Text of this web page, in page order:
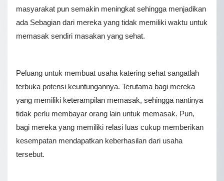
masyarakat pun semakin meningkat sehingga menjadikan
ada Sebagian dari mereka yang tidak memiliki waktu untuk
memasak sendiri masakan yang sehat.
Peluang untuk membuat usaha katering sehat sangatlah
terbuka potensi keuntungannya. Terutama bagi mereka
yang memiliki keterampilan memasak, sehingga nantinya
tidak perlu membayar orang lain untuk memasak. Pun,
bagi mereka yang memiliki relasi luas cukup memberikan
kesempatan mendapatkan keberhasilan dari usaha
tersebut.